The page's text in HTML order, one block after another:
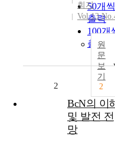
50개씩
출력
100개
출력
회지
Vol.13
원
문
보
기
2
2
BcN의 이
및 발전 전
망